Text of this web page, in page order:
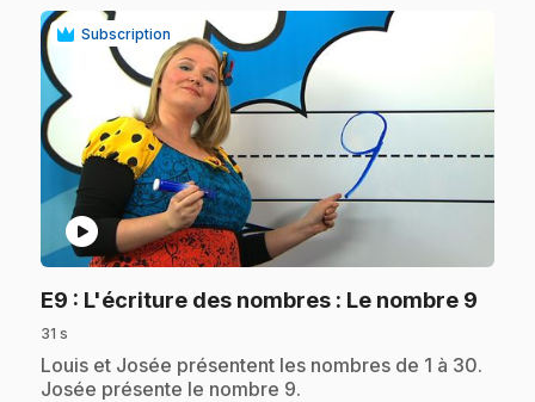
Subscription
play_circle
E9 : L'écriture des nombres : Le nombre 9
31 s
.Louis et Josée présentent les nombres de 1 à 30.
Josée présente le nombre 9.